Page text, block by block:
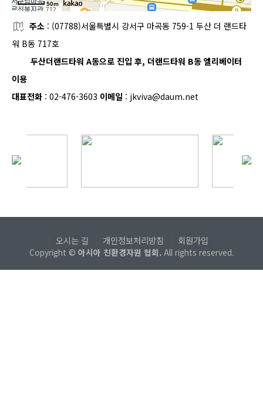
50m
주소 : (07788)서울특별시 강서구 마곡동 759-1 두산 더 랜드타
워 B동 717호
두산더랜드타워 A동으로 진입 후, 더랜드타워 B동 엘리베이터
이용
대표전화 : 02-476-3603 이메일 : jkviva@daum.net
오시는 길 개인정보처리방침 회원가입
Copyright © 아시아 친환경자원 협회.All rights reserved.